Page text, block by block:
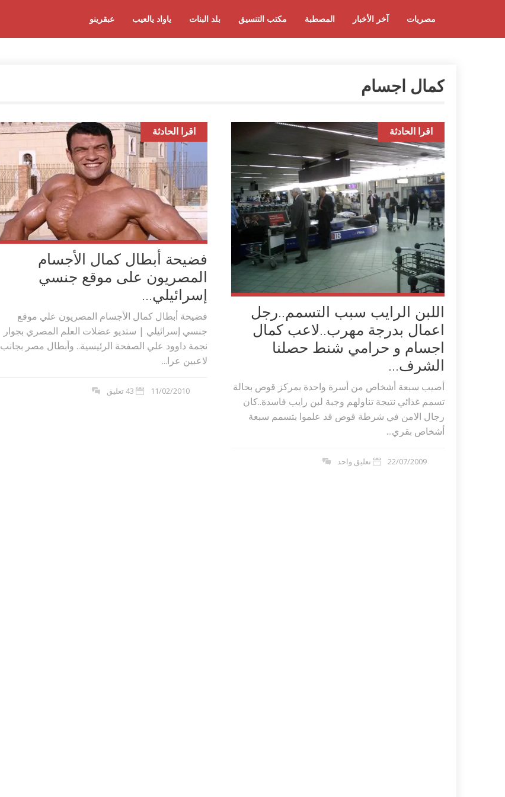
عبقرينو ياواد يالعيب بلد البنات مكتب التنسيق المصطبة آخر الأخبار مصريات
كمال اجسام
اقرا الحادثة
فضيحة أبطال كمال الأجسام
المصريون على موقع جنسي
إسرائيلي...
فضيحة أبطال كمال الأجسام المصريون علي موقع
جنسي إسرائيلي | ستديو عضلات العلم المصري بجوار
نجمة داوود علي الصفحة الرئيسية.. وأبطال مصر بجانب
لاعبين عرا...
11/02/2010 43 تعليق
اقرا الحادثة
اللبن الرايب سبب التسمم..رجل
اعمال بدرجة مهرب..لاعب كمال
اجسام و حرامي شنط حصلنا
الشرف...
أصيب سبعة أشخاص من أسرة واحدة بمركز قوص بحالة
تسمم غذائي نتيجة تناولهم وجبة لبن رايب فاسدة..كان
رجال الامن في شرطة قوص قد علموا بتسمم سبعة
أشخاص بقري...
22/07/2009 تعليق واحد
طريقة تحضير حلاوة المولد النبوي مع
اكلات عيد الاضحى 2023 وصفات طبخ